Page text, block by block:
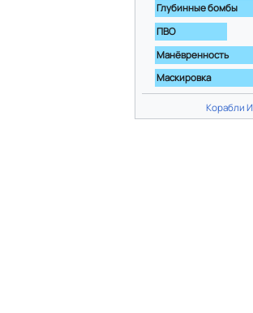
Глубинные бомбы
ПВО
Манёвренность
Маскировка
Корабли